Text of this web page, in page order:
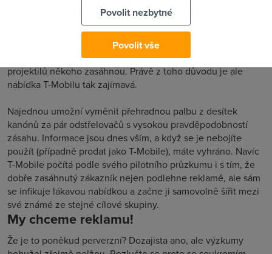
Dnešní způsob reklamy přirovnávají experti k plošnému
ostřelování. Vysokou kadencí reklamní společnosti chrlí
reklamu na všechny strany a doufají, že v tom množství
projektilů někoho zasáhnou. Právě z toho důvodu je ale
nabídka T-Mobilu tak zajímavá.
Najednou umožní vyměnit přehradnou palbu z desítek
kanónů za pár odstřelovačů s vysokou pravděpodobností
zásahu. Informace jsou dnes vším, a když se je nebojíte
použít (případně prodat jako T-Mobile), máte vyhráno. Navíc
T-Mobile počítá podle svého pilotního průzkumu i s tím, že
dobře zasáhnutý zákazník nejen podlehne reklamě, ale sám
se infikuje lákavou nabídkou a začne ji samovolně šířit mezi
své známé ze stejné cílové skupiny.
My chceme reklamu!
Že je to poněkud perverzní? Dozajista ano, ale výzkumy
Povolit nezbytné
Povolit vše